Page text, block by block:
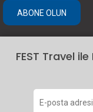
FEST Travel
ABONE OLUN
2024